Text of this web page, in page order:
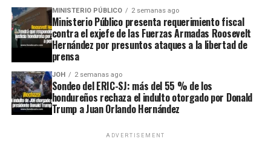
MINISTERIO PÚBLICO 2 semanas ago
Ministerio Público presenta requerimiento fiscal
contra el exjefe de las Fuerzas Armadas Roosevelt
Hernández por presuntos ataques a la libertad de
prensa
JOH 2 semanas ago
Sondeo del ERIC-SJ: más del 55 % de los
hondureños rechaza el indulto otorgado por Donald
Trump a Juan Orlando Hernández
ADVERTISEMENT